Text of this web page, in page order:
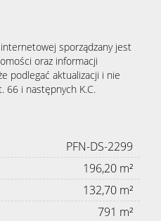
sporządzany jest
oraz informacji
podlegać aktualizacji i nie
66 i następnych K.C.
PFN-DS-2299
196,20 m²
132,70 m²
791 m²